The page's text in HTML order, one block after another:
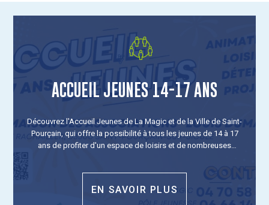
ACCUEIL JEUNES 14-17 ANS
Découvrez l'Accueil Jeunes de La Magic et de la Ville de Saint-
Pourçain, qui offre la possibilité à tous les jeunes de 14 à 17
ans de profiter d'un espace de loisirs et de nombreuses
EN SAVOIR PLUS